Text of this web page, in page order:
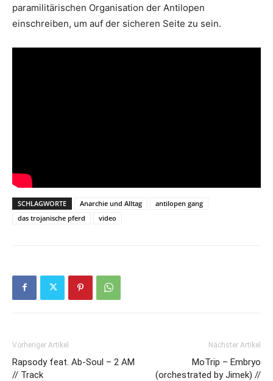
paramilitärischen Organisation der Antilopen
einschreiben, um auf der sicheren Seite zu sein.
SCHLAGWORTE Anarchie und Alltag
antilopen gang
das trojanische pferd
video
Vorheriger Artikel
Rapsody feat. Ab-Soul – 2 AM
// Track
Nächster Artikel
MoTrip – Embryo
(orchestrated by Jimek) //